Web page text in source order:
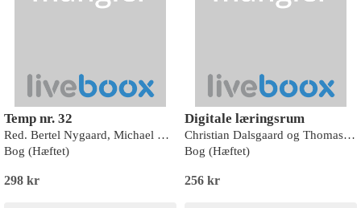
Temp nr. 32
Red. Bertel Nygaard, Michael Bregnsbo og Kristine Kjærsgaard
Bog (Hæftet)
298 kr
Digitale læringsrum
Christian Dalsgaard og Thomas Ryberg
Bog (Hæftet)
256 kr